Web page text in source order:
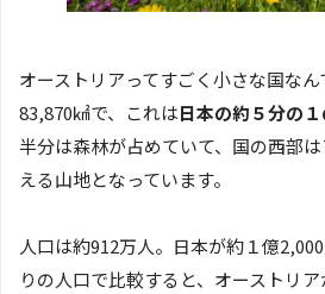
オーストリアってすごく小さな国な
83,870㎢で、これは日本の約５分の
半分は森林が占めていて、国の西部
える山地となっています。
人口は約912万人。日本が約１億
りの人口で比較すると、オーストリ